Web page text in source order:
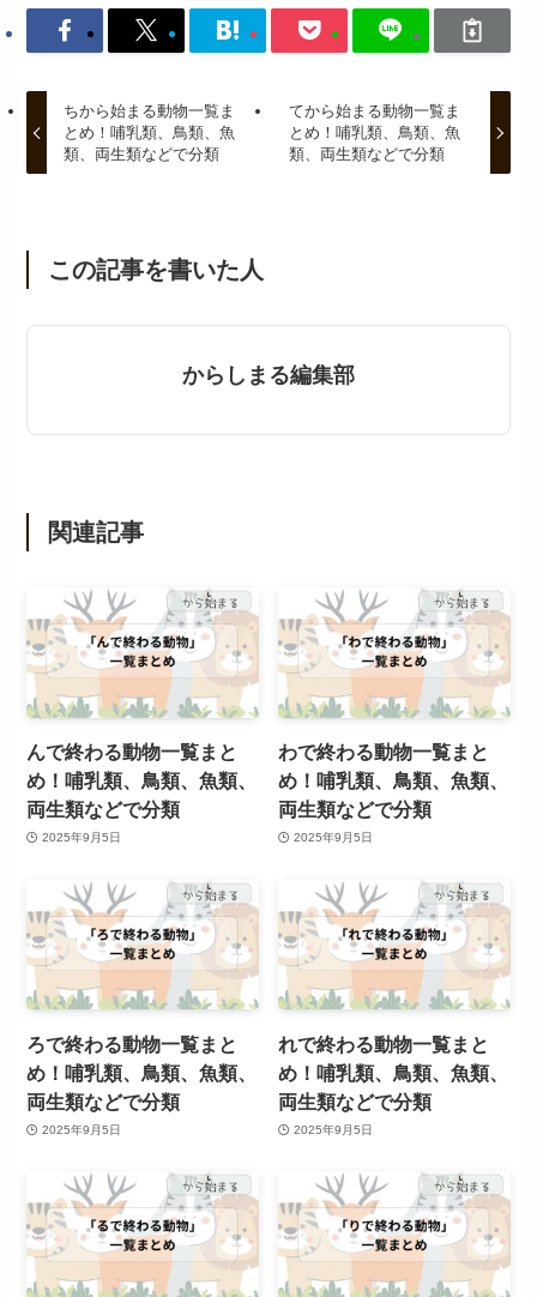
ちから始まる動物一覧ま
とめ！哺乳類、鳥類、魚
類、両生類などで分類
てから始まる動物一覧ま
とめ！哺乳類、鳥類、魚
類、両生類などで分類
この記事を書いた人
からしまる編集部
関連記事
んで終わる動物一覧まと
め！哺乳類、鳥類、魚類、
両生類などで分類
2025年9月5日
わで終わる動物一覧まと
め！哺乳類、鳥類、魚類、
両生類などで分類
2025年9月5日
ろで終わる動物一覧まと
め！哺乳類、鳥類、魚類、
両生類などで分類
2025年9月5日
れで終わる動物一覧まと
め！哺乳類、鳥類、魚類、
両生類などで分類
2025年9月5日